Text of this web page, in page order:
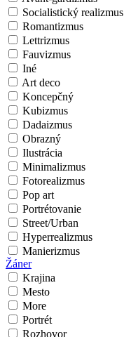
Socialistický realizmus
Romantizmus
Lettrizmus
Fauvizmus
Iné
Art deco
Koncepčný
Kubizmus
Dadaizmus
Obrazný
Ilustrácia
Minimalizmus
Fotorealizmus
Pop art
Portrétovanie
Street/Urban
Hyperrealizmus
Manierizmus
Žáner
Krajina
Mesto
More
Portrét
Rozhovor